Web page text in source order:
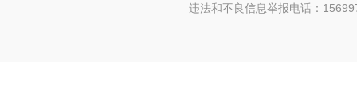
违法和不良信息举报电话：